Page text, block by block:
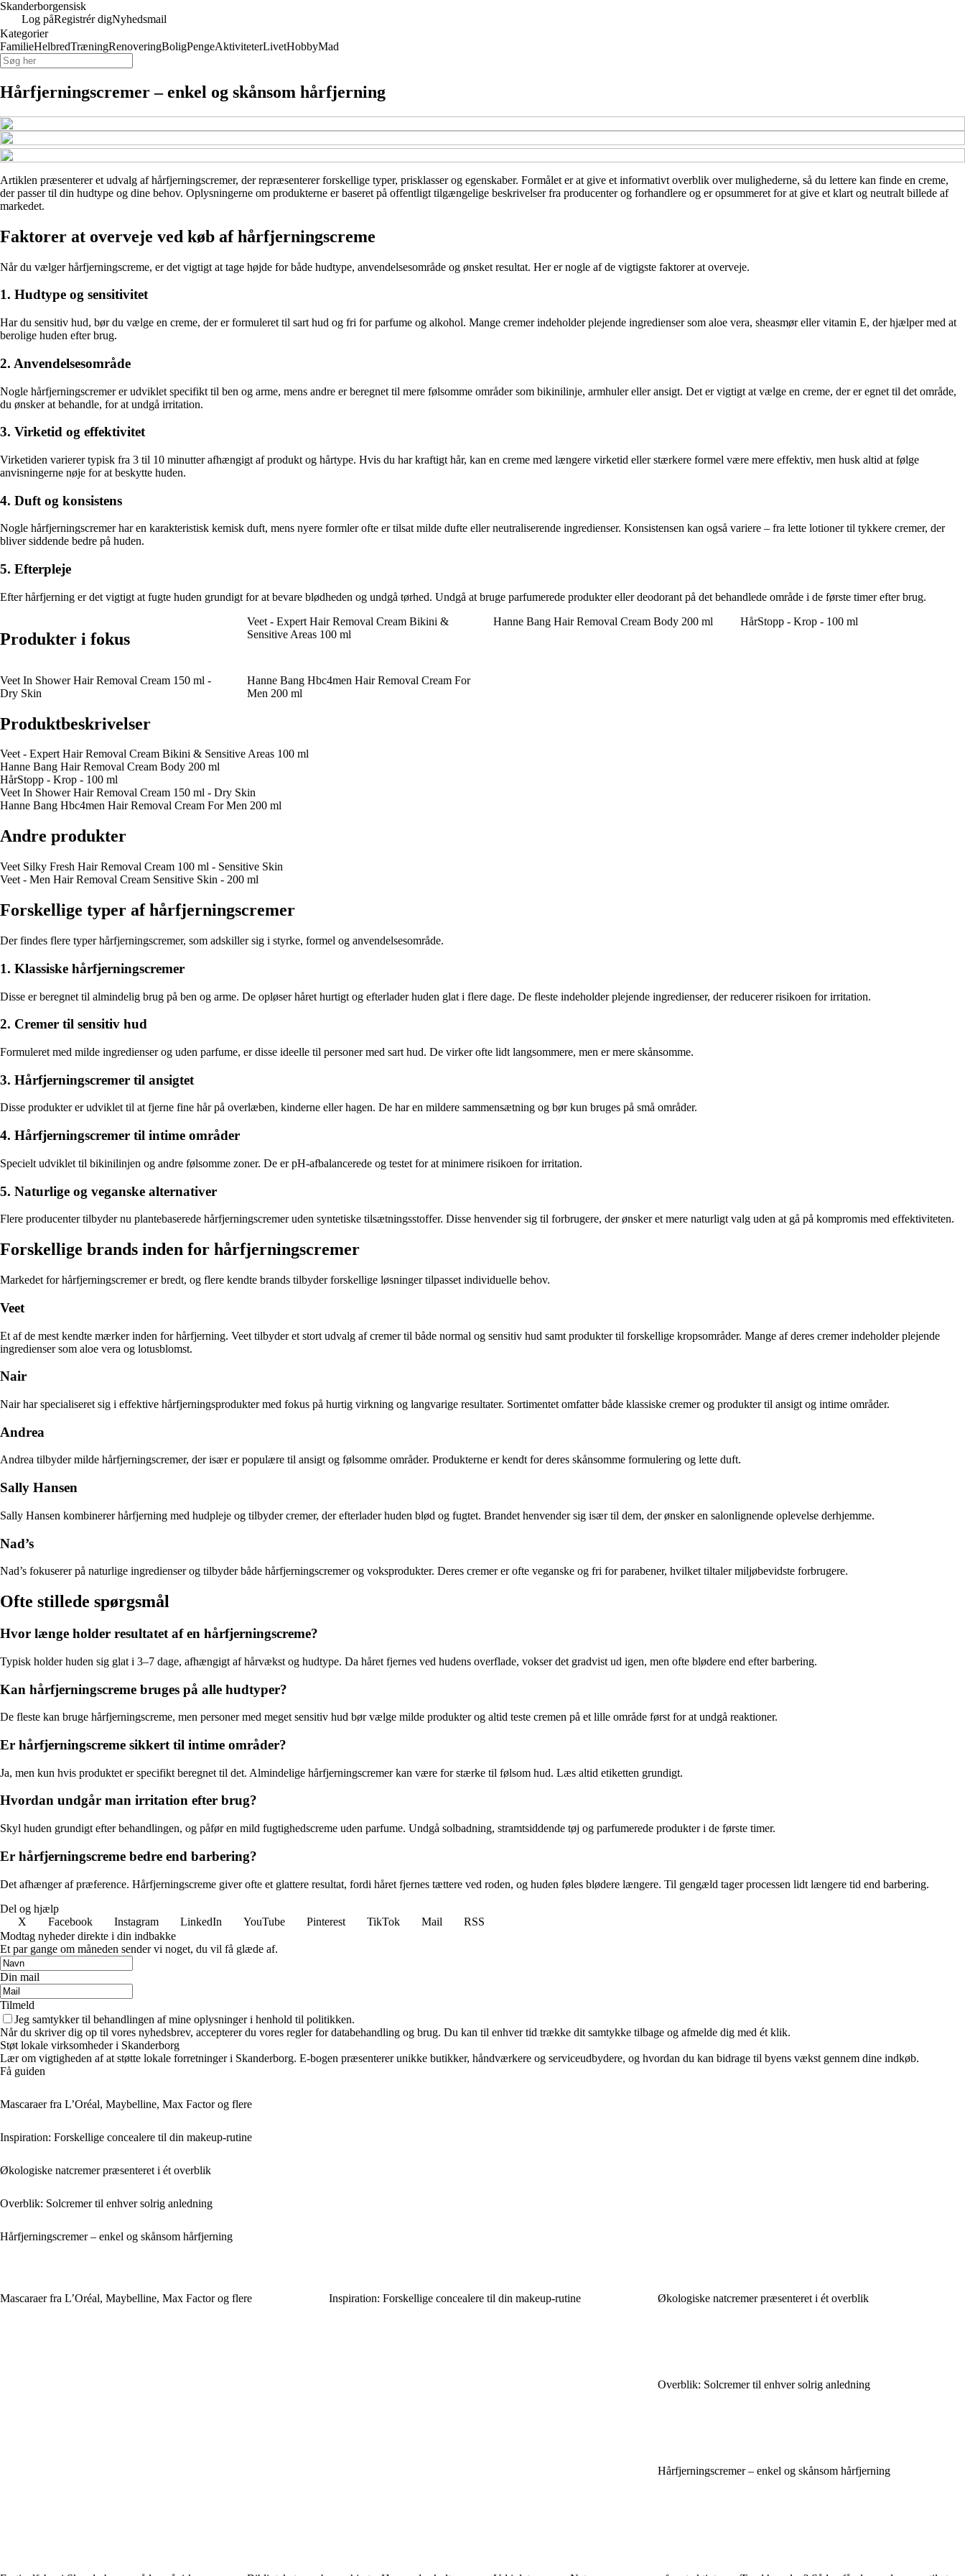
Skanderborgensisk
Log påRegistrér digNyhedsmail
Kategorier
FamilieHelbredTræningRenoveringBoligPengeAktiviteterLivetHobbyMad
Hårfjerningscremer – enkel og skånsom hårfjerning
Artiklen præsenterer et udvalg af hårfjerningscremer, der repræsenterer forskellige typer, prisklasser og egenskaber. Formålet er at give et informativt overblik over mulighederne, så du lettere kan finde en creme,
der passer til din hudtype og dine behov. Oplysningerne om produkterne er baseret på offentligt tilgængelige beskrivelser fra producenter og forhandlere og er opsummeret for at give et klart og neutralt billede af
markedet.
Faktorer at overveje ved køb af hårfjerningscreme
Når du vælger hårfjerningscreme, er det vigtigt at tage højde for både hudtype, anvendelsesområde og ønsket resultat. Her er nogle af de vigtigste faktorer at overveje.
1. Hudtype og sensitivitet
Har du sensitiv hud, bør du vælge en creme, der er formuleret til sart hud og fri for parfume og alkohol. Mange cremer indeholder plejende ingredienser som aloe vera, sheasmør eller vitamin E, der hjælper med at
berolige huden efter brug.
2. Anvendelsesområde
Nogle hårfjerningscremer er udviklet specifikt til ben og arme, mens andre er beregnet til mere følsomme områder som bikinilinje, armhuler eller ansigt. Det er vigtigt at vælge en creme, der er egnet til det område,
du ønsker at behandle, for at undgå irritation.
3. Virketid og effektivitet
Virketiden varierer typisk fra 3 til 10 minutter afhængigt af produkt og hårtype. Hvis du har kraftigt hår, kan en creme med længere virketid eller stærkere formel være mere effektiv, men husk altid at følge
anvisningerne nøje for at beskytte huden.
4. Duft og konsistens
Nogle hårfjerningscremer har en karakteristisk kemisk duft, mens nyere formler ofte er tilsat milde dufte eller neutraliserende ingredienser. Konsistensen kan også variere – fra lette lotioner til tykkere cremer, der
bliver siddende bedre på huden.
5. Efterpleje
Efter hårfjerning er det vigtigt at fugte huden grundigt for at bevare blødheden og undgå tørhed. Undgå at bruge parfumerede produkter eller deodorant på det behandlede område i de første timer efter brug.
Produkter i fokus
Veet - Expert Hair Removal Cream Bikini &
Sensitive Areas 100 ml
Hanne Bang Hair Removal Cream Body 200 ml HårStopp - Krop - 100 ml
Veet In Shower Hair Removal Cream 150 ml -
Dry Skin
Hanne Bang Hbc4men Hair Removal Cream For
Men 200 ml
Produktbeskrivelser
Veet - Expert Hair Removal Cream Bikini & Sensitive Areas 100 ml
Hanne Bang Hair Removal Cream Body 200 ml
HårStopp - Krop - 100 ml
Veet In Shower Hair Removal Cream 150 ml - Dry Skin
Hanne Bang Hbc4men Hair Removal Cream For Men 200 ml
Andre produkter
Veet Silky Fresh Hair Removal Cream 100 ml - Sensitive Skin
Veet - Men Hair Removal Cream Sensitive Skin - 200 ml
Forskellige typer af hårfjerningscremer
Der findes flere typer hårfjerningscremer, som adskiller sig i styrke, formel og anvendelsesområde.
1. Klassiske hårfjerningscremer
Disse er beregnet til almindelig brug på ben og arme. De opløser håret hurtigt og efterlader huden glat i flere dage. De fleste indeholder plejende ingredienser, der reducerer risikoen for irritation.
2. Cremer til sensitiv hud
Formuleret med milde ingredienser og uden parfume, er disse ideelle til personer med sart hud. De virker ofte lidt langsommere, men er mere skånsomme.
3. Hårfjerningscremer til ansigtet
Disse produkter er udviklet til at fjerne fine hår på overlæben, kinderne eller hagen. De har en mildere sammensætning og bør kun bruges på små områder.
4. Hårfjerningscremer til intime områder
Specielt udviklet til bikinilinjen og andre følsomme zoner. De er pH-afbalancerede og testet for at minimere risikoen for irritation.
5. Naturlige og veganske alternativer
Flere producenter tilbyder nu plantebaserede hårfjerningscremer uden syntetiske tilsætningsstoffer. Disse henvender sig til forbrugere, der ønsker et mere naturligt valg uden at gå på kompromis med effektiviteten.
Forskellige brands inden for hårfjerningscremer
Markedet for hårfjerningscremer er bredt, og flere kendte brands tilbyder forskellige løsninger tilpasset individuelle behov.
Veet
Et af de mest kendte mærker inden for hårfjerning. Veet tilbyder et stort udvalg af cremer til både normal og sensitiv hud samt produkter til forskellige kropsområder. Mange af deres cremer indeholder plejende
ingredienser som aloe vera og lotusblomst.
Nair
Nair har specialiseret sig i effektive hårfjerningsprodukter med fokus på hurtig virkning og langvarige resultater. Sortimentet omfatter både klassiske cremer og produkter til ansigt og intime områder.
Andrea
Andrea tilbyder milde hårfjerningscremer, der især er populære til ansigt og følsomme områder. Produkterne er kendt for deres skånsomme formulering og lette duft.
Sally Hansen
Sally Hansen kombinerer hårfjerning med hudpleje og tilbyder cremer, der efterlader huden blød og fugtet. Brandet henvender sig især til dem, der ønsker en salonlignende oplevelse derhjemme.
Nad’s
Nad’s fokuserer på naturlige ingredienser og tilbyder både hårfjerningscremer og voksprodukter. Deres cremer er ofte veganske og fri for parabener, hvilket tiltaler miljøbevidste forbrugere.
Ofte stillede spørgsmål
Hvor længe holder resultatet af en hårfjerningscreme?
Typisk holder huden sig glat i 3–7 dage, afhængigt af hårvækst og hudtype. Da håret fjernes ved hudens overflade, vokser det gradvist ud igen, men ofte blødere end efter barbering.
Kan hårfjerningscreme bruges på alle hudtyper?
De fleste kan bruge hårfjerningscreme, men personer med meget sensitiv hud bør vælge milde produkter og altid teste cremen på et lille område først for at undgå reaktioner.
Er hårfjerningscreme sikkert til intime områder?
Ja, men kun hvis produktet er specifikt beregnet til det. Almindelige hårfjerningscremer kan være for stærke til følsom hud. Læs altid etiketten grundigt.
Hvordan undgår man irritation efter brug?
Skyl huden grundigt efter behandlingen, og påfør en mild fugtighedscreme uden parfume. Undgå solbadning, stramtsiddende tøj og parfumerede produkter i de første timer.
Er hårfjerningscreme bedre end barbering?
Det afhænger af præference. Hårfjerningscreme giver ofte et glattere resultat, fordi håret fjernes tættere ved roden, og huden føles blødere længere. Til gengæld tager processen lidt længere tid end barbering.
Del og hjælp
X
Facebook Instagram LinkedIn YouTube Pinterest TikTok Mail
RSS
Modtag nyheder direkte i din indbakke
Et par gange om måneden sender vi noget, du vil få glæde af.
Din mail
Tilmeld
Jeg samtykker til behandlingen af mine oplysninger i henhold til politikken.
Når du skriver dig op til vores nyhedsbrev, accepterer du vores regler for databehandling og brug. Du kan til enhver tid trække dit samtykke tilbage og afmelde dig med ét klik.
Støt lokale virksomheder i Skanderborg
Lær om vigtigheden af at støtte lokale forretninger i Skanderborg. E-bogen præsenterer unikke butikker, håndværkere og serviceudbydere, og hvordan du kan bidrage til byens vækst gennem dine indkøb.
Få guiden
Mascaraer fra L’Oréal, Maybelline, Max Factor og flere
Inspiration: Forskellige concealere til din makeup-rutine
Økologiske natcremer præsenteret i ét overblik
Overblik: Solcremer til enhver solrig anledning
Hårfjerningscremer – enkel og skånsom hårfjerning
Mascaraer fra L’Oréal, Maybelline, Max Factor og flere Inspiration: Forskellige concealere til din makeup-rutine Økologiske natcremer præsenteret i ét overblik
Overblik: Solcremer til enhver solrig anledning
Hårfjerningscremer – enkel og skånsom hårfjerning